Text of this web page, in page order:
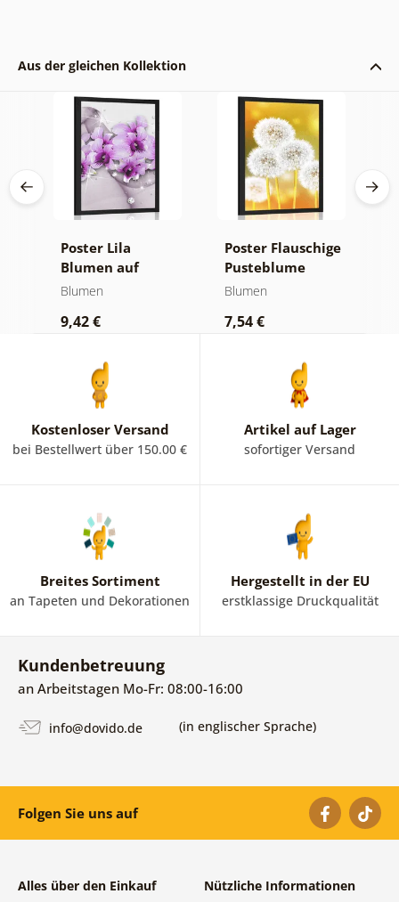
Aus der gleichen Kollektion
Poster Lila
Blumen auf
abstraktem
Blumen
9,42 €
Poster Flauschige
Pusteblume
Blumen
7,54 €
Kostenloser Versand
bei Bestellwert über 150.00 €
Artikel auf Lager
sofortiger Versand
Breites Sortiment
an Tapeten und Dekorationen
Hergestellt in der EU
erstklassige Druckqualität
Kundenbetreuung
an Arbeitstagen Mo-Fr: 08:00-16:00
info@dovido.de (in englischer Sprache)
Folgen Sie uns auf
Alles über den Einkauf Nützliche Informationen